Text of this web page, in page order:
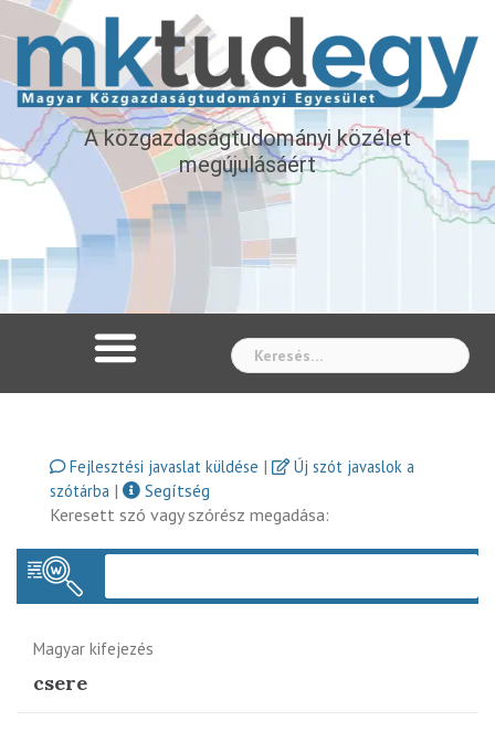
A közgazdaságtudományi közélet
megújulásáért
Fejlesztési javaslat küldése |
Új szót javaslok a
szótárba |
Segítség
Keresett szó vagy szórész megadása:
Magyar kifejezés
csere